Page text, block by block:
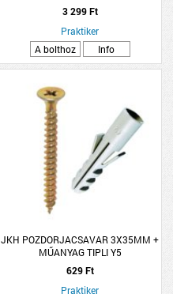
3 299 Ft
Praktiker
A bolthoz
Info
JKH POZDORJACSAVAR 3X35MM +
MŰANYAG TIPLI Y5
629 Ft
Praktiker